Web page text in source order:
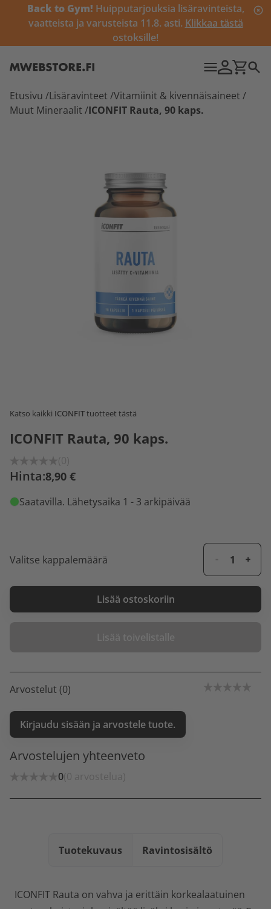
Back to Gym! Huipputarjouksia lisäravinteista,
vaatteista ja varusteista 11.8. asti. Klikkaa tästä
ostoksille!
Etusivu /Lisäravinteet /Vitamiinit & kivennäisaineet /
Muut Mineraalit /ICONFIT Rauta, 90 kaps.
Katso kaikki ICONFITtuotteet tästä
ICONFIT Rauta, 90 kaps.
(0)
Hinta:8,90 €
Saatavilla. Lähetysaika 1 - 3 arkipäivää
Valitse kappalemäärä
Lisää ostoskoriin
Lisää toivelistalle
Arvostelut (0)
Kirjaudu sisään ja arvostele tuote.
Arvostelujen yhteenveto
0(0 arvostelua)
Tuotekuvaus Ravintosisältö
ICONFIT Rauta on vahva ja erittäin korkealaatuinen